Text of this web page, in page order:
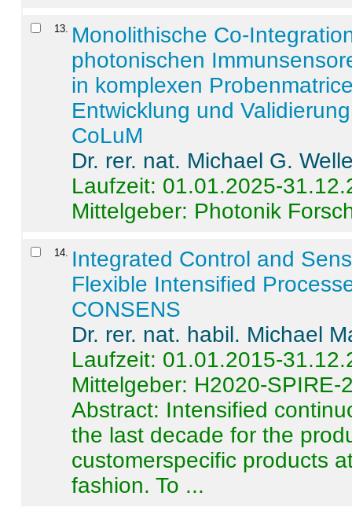
13
Monolithische Co-
photonischen
in komplexen
Entwicklung und
CoLuM
Dr. rer. nat. Michael G.
Laufzeit: 01.01.2025-
Mittelgeber: Photonik
14
Integrated Control and
Flexible Intensified
CONSENS
Dr. rer. nat. habil. Michael
Laufzeit: 01.01.2015-
Mittelgeber: H2020-SPIRE-
Abstract: Intensified
the last decade for the
customerspecific products
fashion. To ...